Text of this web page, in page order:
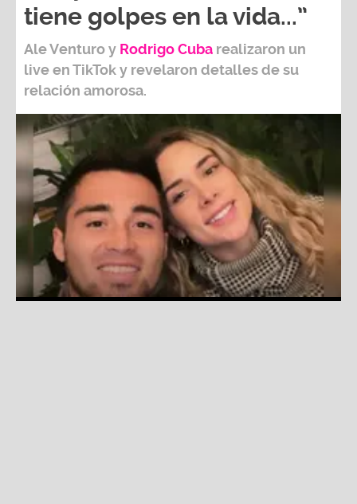
Ale Venturoy Rodrigo Cubarealizaron un
relación amorosa.
Ale Venturo le reclama al ‘Gato’ Cuba que es frío con ella y
él responde: “Uno tiene golpes en la vida que te hace ser